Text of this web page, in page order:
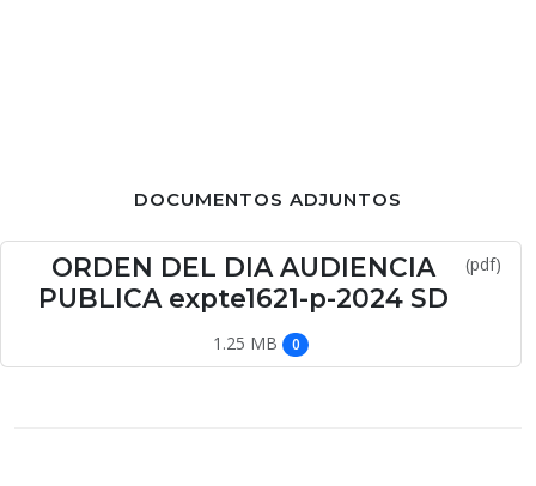
DOCUMENTOS ADJUNTOS
ORDEN DEL DIA AUDIENCIA
PUBLICA expte1621-p-2024 SD
(pdf)
1.25 MB 0